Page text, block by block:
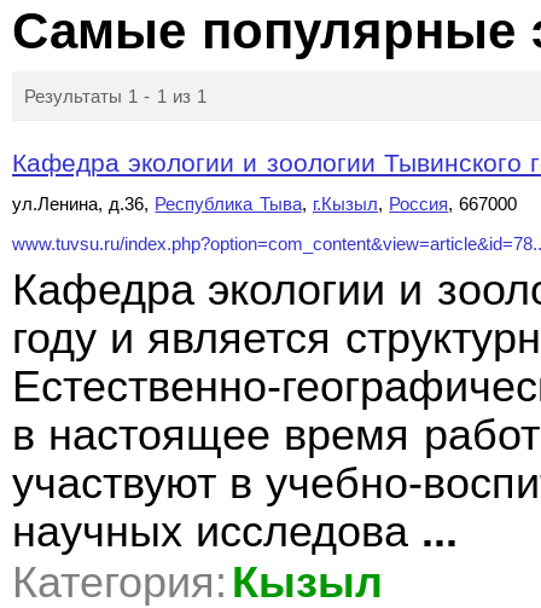
Самые популярные
Результаты 1 - 1 из 1
Кафедра экологии и зоологии Тывинского
ул.Ленина, д.36, Республика Тыва, г.Кызыл, Россия, 667000
www.tuvsu.ru/
Кафедра экологии и
году и является
Естественно-
в настоящее время
участвуют в учебно-
научных исследова ...
Категория: Кызыл